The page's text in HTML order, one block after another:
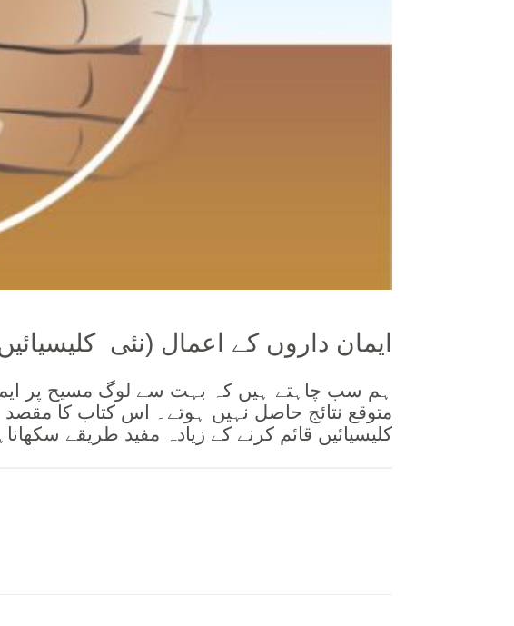
(ایمان داروں کے اعمال (نئی
ہم سب چاہتے ہیں کہ بہت سے لوگ مسیح پر
متوقع نتائج حاصل نہیں ہوتے۔ اس کتاب کا مقصد
کلیسیائیں قائم کرنے کے زیادہ مفید طریقے